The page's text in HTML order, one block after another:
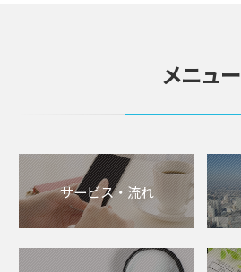
メニュー
サービス・流れ